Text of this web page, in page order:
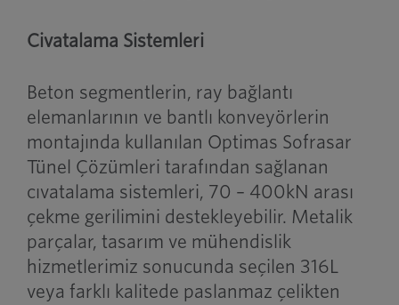
Civatalama Sistemleri
Beton segmentlerin, ray bağlantı
elemanlarının ve bantlı konveyörlerin
montajında kullanılan Optimas Sofrasar
Tünel Çözümleri tarafından sağlanan
cıvatalama sistemleri, 70 – 400kN arası
çekme gerilimini destekleyebilir. Metalik
parçalar, tasarım ve mühendislik
hizmetlerimiz sonucunda seçilen 316L
veya farklı kalitede paslanmaz çelikten